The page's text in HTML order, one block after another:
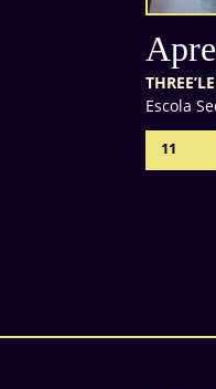
Escola
11